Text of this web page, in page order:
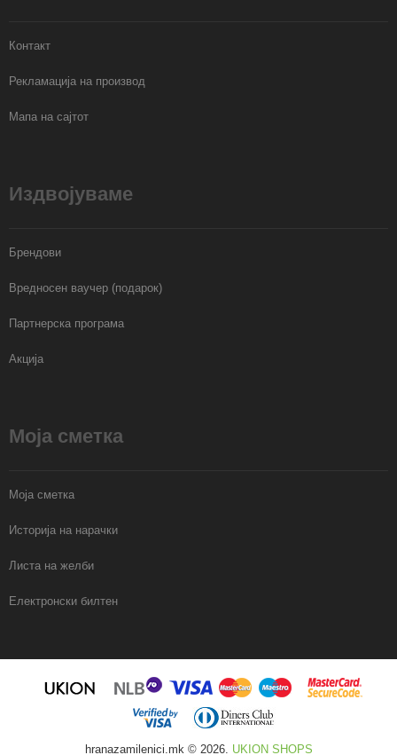
Контакт
Рекламација на производ
Мапа на сајтот
Издвојуваме
Брендови
Вредносен ваучер (подарок)
Партнерска програма
Акција
Моја сметка
Моја сметка
Историја на нарачки
Листа на желби
Електронски билтен
hranazamilenici.mk © 2026. UKION SHOPS